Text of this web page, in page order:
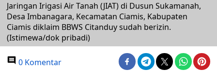
Jaringan Irigasi Air Tanah (JIAT) di Dusun Sukamanah,
Desa Imbanagara, Kecamatan Ciamis, Kabupaten
Ciamis diklaim BBWS Citanduy sudah berizin.
(Istimewa/dok pribadi)
0 Komentar